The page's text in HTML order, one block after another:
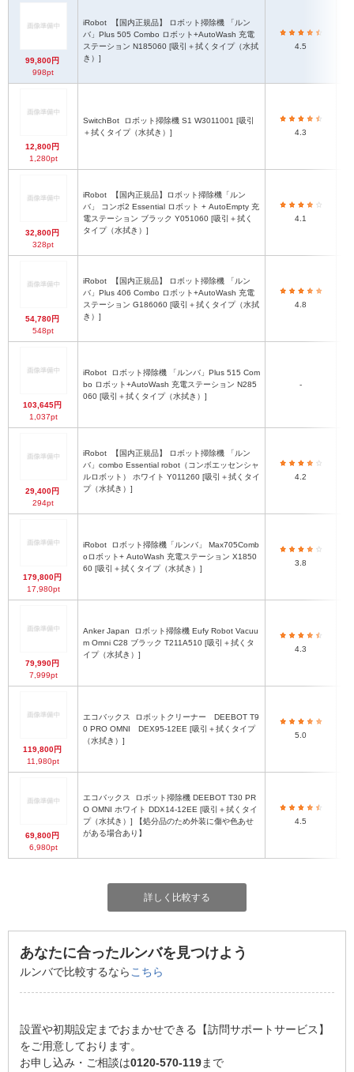
99,800円
998pt
iRobot
バ」Plus 505 Combo ロボット+AutoWash 充電
ステーション N185060 [吸引＋拭くタイプ（水拭
き）]
4.5
12,800円
1,280pt
SwitchBot
＋拭くタイプ（水拭き）]
4.3
32,800円
328pt
iRobot
バ」 コンボ2 Essential ロボット + AutoEmpty 充
電ステーション ブラック Y051060 [吸引＋拭く
タイプ（水拭き）]
4.1
54,780円
548pt
iRobot
バ」Plus 406 Combo ロボット+AutoWash 充電
ステーション G186060 [吸引＋拭くタイプ（水拭
き）]
4.8
103,645円
1,037pt
iRobot
bo ロボット+AutoWash 充電ステーション N285
060 [吸引＋拭くタイプ（水拭き）]
-
29,400円
294pt
iRobot
バ」combo Essential robot（コンボエッセンシャ
ルロボット） ホワイト Y011260 [吸引＋拭くタイ
プ（水拭き）]
4.2
179,800円
17,980pt
iRobot
oロボット+ AutoWash 充電ステーション X1850
60 [吸引＋拭くタイプ（水拭き）]
3.8
79,990円
7,999pt
Anker Japan
m Omni C28 ブラック T211A510 [吸引＋拭くタ
イプ（水拭き）]
4.3
119,800円
11,980pt
エコバックス
0 PRO OMNI DEX95-12EE [吸引＋拭くタイプ
（水拭き）]
5.0
69,800円
6,980pt
エコバックス
O OMNI ホワイト DDX14-12EE [吸引＋拭くタイ
プ（水拭き）] 【処分品のため外装に傷や色あせ
がある場合あり】
4.5
詳しく比較する
あなたに合ったルンバを見つけよう
ルンバで比較するなら こちら
設置や初期設定までおまかせできる【訪問サポートサービス】
をご用意しております。
お申し込み・ご相談は0120-570-119まで